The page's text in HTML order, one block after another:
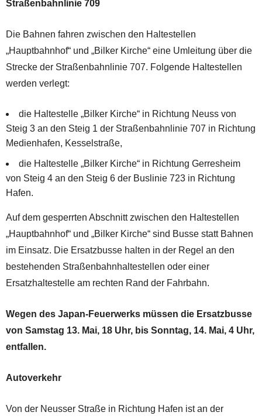
Straßenbahnlinie 709
Die Bahnen fahren zwischen den Haltestellen
„Hauptbahnhof“ und „Bilker Kirche“ eine Umleitung über die
Strecke der Straßenbahnlinie 707. Folgende Haltestellen
werden verlegt:
die Haltestelle „Bilker Kirche“ in Richtung Neuss von
Steig 3 an den Steig 1 der Straßenbahnlinie 707 in Richtung
Medienhafen, Kesselstraße,
die Haltestelle „Bilker Kirche“ in Richtung Gerresheim
von Steig 4 an den Steig 6 der Buslinie 723 in Richtung
Hafen.
Auf dem gesperrten Abschnitt zwischen den Haltestellen
„Hauptbahnhof“ und „Bilker Kirche“ sind Busse statt Bahnen
im Einsatz. Die Ersatzbusse halten in der Regel an den
bestehenden Straßenbahnhaltestellen oder einer
Ersatzhaltestelle am rechten Rand der Fahrbahn.
Wegen des Japan-Feuerwerks müssen die Ersatzbusse
von Samstag 13. Mai, 18 Uhr, bis Sonntag, 14. Mai, 4 Uhr,
entfallen.
Autoverkehr
Von der Neusser Straße in Richtung Hafen ist an der